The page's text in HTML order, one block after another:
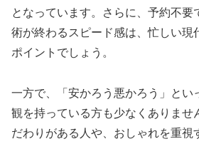
となっています。さらに、予約不要
術が終わるスピード感は、忙しい現
ポイントでしょう。
一方で、「安かろう悪かろう」とい
観を持っている方も少なくありませ
だわりがある人や、おしゃれを重視